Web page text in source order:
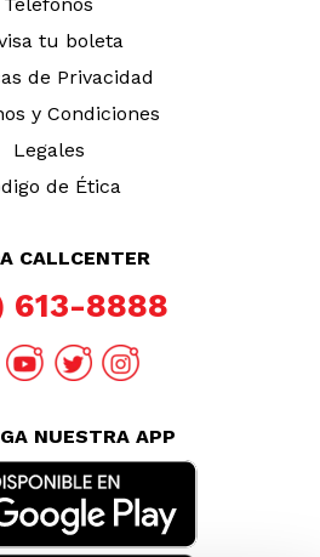
PUEDE INTERESAR